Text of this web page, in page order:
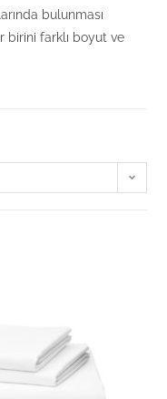
bulunması
birini farklı boyut ve